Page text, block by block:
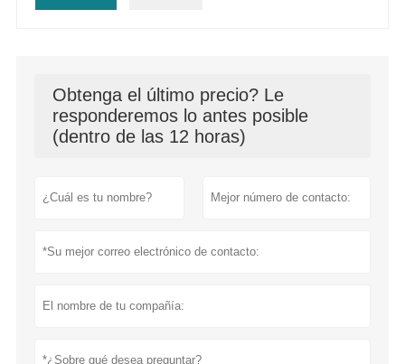
Obtenga el último precio? Le
responderemos lo antes posible
(dentro de las 12 horas)